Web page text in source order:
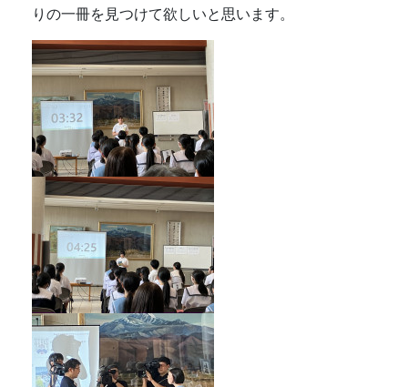
りの一冊を見つけて欲しいと思います。